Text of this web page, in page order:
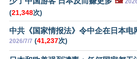
(21,348次)
中共《国家情报法》令中企在日本电
2026/7/7 (41,237次)